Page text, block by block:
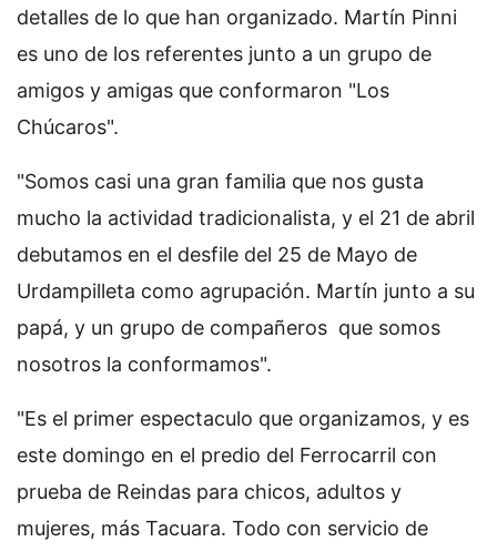
detalles de lo que han organizado. Martín Pinni
es uno de los referentes junto a un grupo de
amigos y amigas que conformaron "Los
Chúcaros".
"Somos casi una gran familia que nos gusta
mucho la actividad tradicionalista, y el 21 de abril
debutamos en el desfile del 25 de Mayo de
Urdampilleta como agrupación. Martín junto a su
papá, y un grupo de compañeros que somos
nosotros la conformamos".
"Es el primer espectaculo que organizamos, y es
este domingo en el predio del Ferrocarril con
prueba de Reindas para chicos, adultos y
mujeres, más Tacuara. Todo con servicio de